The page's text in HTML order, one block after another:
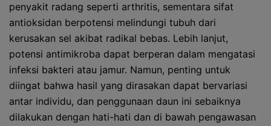
penyakit radang seperti arthritis, sementara sifat
antioksidan berpotensi melindungi tubuh dari
kerusakan sel akibat radikal bebas. Lebih lanjut,
potensi antimikroba dapat berperan dalam mengatasi
infeksi bakteri atau jamur. Namun, penting untuk
diingat bahwa hasil yang dirasakan dapat bervariasi
antar individu, dan penggunaan daun ini sebaiknya
dilakukan dengan hati-hati dan di bawah pengawasan